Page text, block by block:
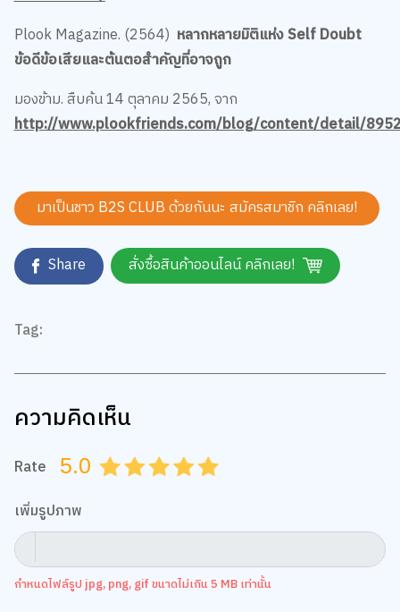
Plook Magazine. (2564) หลากหลายมิติแห่ง Self Doubt
ข้อดีข้อเสียและต้นตอสำคัญที่อาจถูก
มองข้าม. สืบค้น 14 ตุลาคม 2565, จาก
http://www.plookfriends.com/blog/content/detail/
มาเป็นชาว B2S CLUB ด้วยกันนะ สมัครสมาชิก คลิกเลย!
Share สั่งซื้อสินค้าออนไลน์ คลิกเลย!
Tag:
ความคิดเห็น
Rate 5.0 4.5
4.0
3.5
3.0
2.5
2.0
1.5
1.0
0.5
เพิ่มรูปภาพ
กำหนดไฟล์รูป jpg, png, gif ขนาดไม่เกิน 5 MB เท่านั้น